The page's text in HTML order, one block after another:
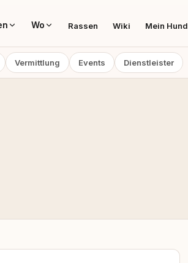
Wo Rassen Wiki Mein Hund
Vermittlung Events Dienstleister